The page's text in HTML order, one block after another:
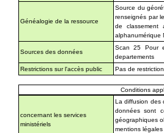
Généalogie de la ressource
Source du
renseignés par
de classement
alphanumérique
Sources des données
Scan 25 Pour
departements
Restrictions sur l'accès public
Pas de
Conditions
concernant les services
ministériels
La diffusion des
données sont
géographiques
mentions